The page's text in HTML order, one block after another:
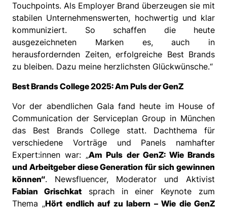
Touchpoints. Als Employer Brand überzeugen sie mit
stabilen Unternehmenswerten, hochwertig und klar
kommuniziert. So schaffen die heute
ausgezeichneten Marken es, auch in
herausfordernden Zeiten, erfolgreiche Best Brands
zu bleiben. Dazu meine herzlichsten Glückwünsche.“
Best Brands College 2025: Am Puls der GenZ
Vor der abendlichen Gala fand heute im House of
Communication der Serviceplan Group in München
das Best Brands College statt. Dachthema für
verschiedene Vorträge und Panels namhafter
Expert:innen war: „Am Puls der GenZ: Wie Brands
und Arbeitgeber diese Generation für sich gewinnen
können“. Newsfluencer, Moderator und Aktivist
Fabian Grischkatsprach in einer Keynote zum
Thema „Hört endlich auf zu labern – Wie die GenZ